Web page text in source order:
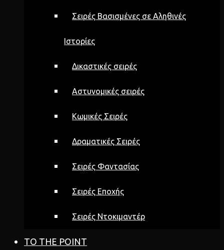
Σειρές Βασισμένες σε Αληθινές
Ιστορίες
Δικαστικές σειρές
Αστυνομικές σειρές
Κωμικές Σειρές
Δραματικές Σειρές
Σειρές Φαντασίας
Σειρές Εποχής
Σειρές Ντοκιμαντέρ
TO THE POINT